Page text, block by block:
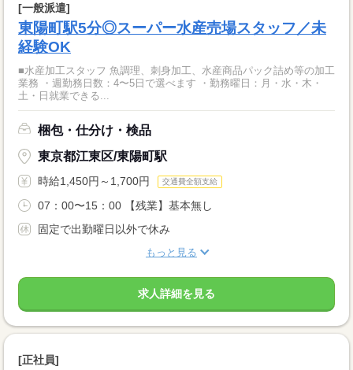
[一般派遣]
東陽町駅5分◎スーパー水産売場スタッフ／未
経験OK
■水産加工スタッフ 魚調理、刺身加工、水産商品パック詰め等の加工
業務 ・週勤務日数：4〜5日で選べます ・勤務曜日：月・水・木・
土・日就業できる...
梱包・仕分け・検品
東京都江東区/東陽町駅
時給1,450円～1,700円 交通費全額支給
07：00〜15：00 【残業】基本無し
固定で出勤曜日以外で休み
もっと見る
求人詳細を見る
[正社員]